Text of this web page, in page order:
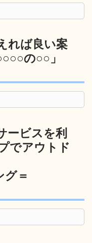
れば良い案
の○○」
ビスを利
でアウトド
グ＝